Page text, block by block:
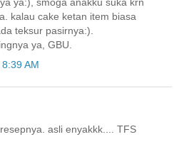
ya:), smoga anakku suka krn
kalau cake ketan item biasa
teksur pasirnya:).
ya, GBU.
AM
asli enyakkk.... TFS